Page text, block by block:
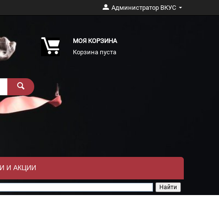
Администратор ВКУС
МОЯ КОРЗИНА
Корзина пуста
И АКЦИИ